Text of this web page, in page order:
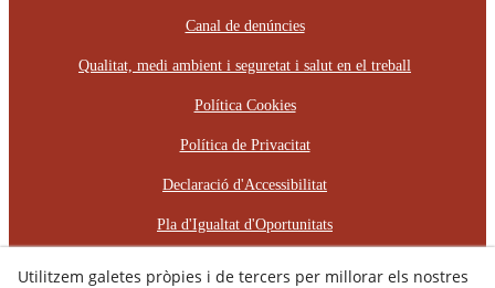
Canal de denúncies
Qualitat, medi ambient i seguretat i salut en el treball
Política Cookies
Política de Privacitat
Declaració d'Accessibilitat
Pla d'Igualtat d'Oportunitats
Utilitzem galetes pròpies i de tercers per millorar els nostres